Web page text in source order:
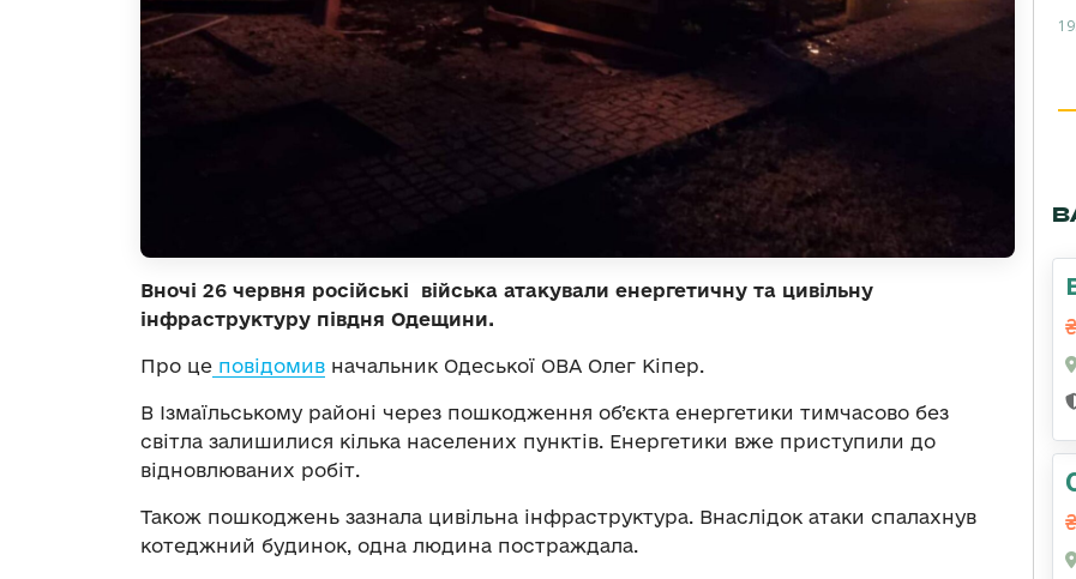
Вночі 26 червня російські війська атакували енергетичну та цивільну
інфраструктуру півдня Одещини.
Про це повідомив начальник Одеської ОВА Олег Кіпер.
В Ізмаїльському районі через пошкодження об’єкта енергетики тимчасово без
світла залишилися кілька населених пунктів. Енергетики вже приступили до
відновлюваних робіт.
Також пошкоджень зазнала цивільна інфраструктура. Внаслідок атаки спалахнув
котеджний будинок, одна людина постраждала.